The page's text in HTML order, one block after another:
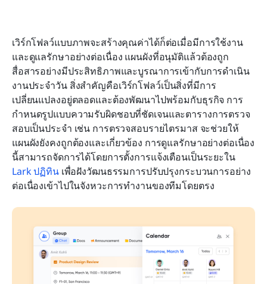
เวิร์กโฟลว์แบบภาพจะสร้างคุณค่าได้ก็ต่อเมื่อมีการใช้งาน
และดูแลรักษาอย่างต่อเนื่อง แผนผังที่อนุมัติแล้วต้องถูก
สื่อสารอย่างมีประสิทธิภาพและบูรณาการเข้ากับการดำเนิน
งานประจำวัน สิ่งสำคัญคือเวิร์กโฟลว์เป็นสิ่งที่มีการ
เปลี่ยนแปลงอยู่ตลอดและต้องพัฒนาไปพร้อมกับธุรกิจ การ
กำหนดรูปแบบความรับผิดชอบที่ชัดเจนและตารางการตรวจ
สอบเป็นประจำ เช่น การตรวจสอบรายไตรมาส จะช่วยให้
แผนผังยังคงถูกต้องและเกี่ยวข้อง การดูแลรักษาอย่างต่อเนื่อง
นี้สามารถจัดการได้โดยการตั้งการแจ้งเตือนเป็นระยะใน
Lark ปฏิทิน เพื่อฝังวัฒนธรรมการปรับปรุงกระบวนการอย่าง
ต่อเนื่องเข้าไปในจังหวะการทำงานของทีมโดยตรง